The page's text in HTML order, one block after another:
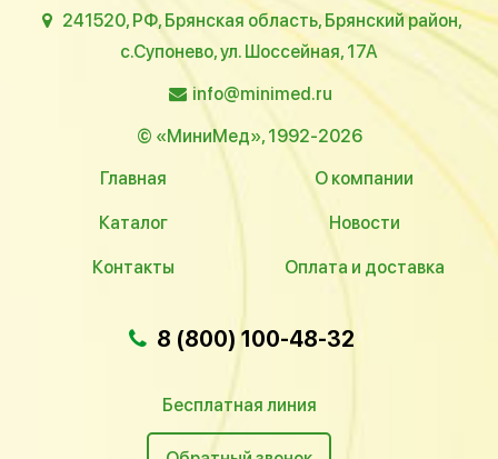
241520, РФ, Брянская область, Брянский район,
с.Супонево, ул. Шоссейная, 17А
info@minimed.ru
© «МиниМед», 1992-2026
Главная
О компании
Каталог Новости
Контакты Оплата и доставка
8 (800) 100-48-32
Бесплатная линия